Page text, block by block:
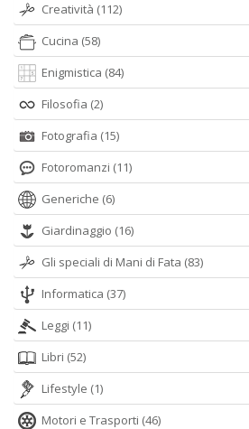
Creatività (112)
Cucina (58)
Enigmistica (84)
Filosofia (2)
Fotografia (15)
Fotoromanzi (11)
Generiche (6)
Giardinaggio (16)
Gli speciali di Mani di Fata (83)
Informatica (37)
Leggi (11)
Libri (52)
Lifestyle (1)
Motori e Trasporti (46)